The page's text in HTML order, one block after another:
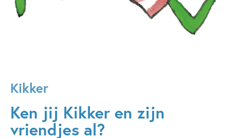
Kikker
Ken jij Kikker en zijn
vriendjes al?